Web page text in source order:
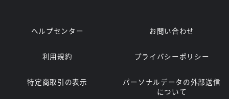
ヘルプセンター お問い合わせ
利用規約 プライバシーポリシー
特定商取引の表示
パーソナルデータの外部送信
について